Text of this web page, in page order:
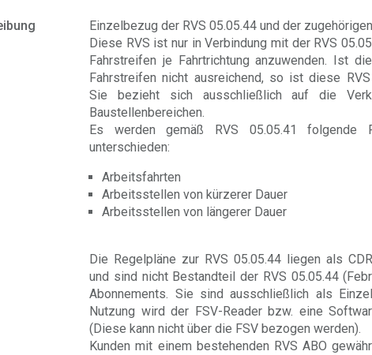
Einzelbezug der RVS 05.05.44 und der
Diese RVS ist nur in Verbindung mit der RVS
Fahrstreifen je Fahrtrichtung anzuwenden. Ist
Fahrstreifen nicht ausreichend, so ist diese RVS
Sie bezieht sich ausschließlich auf die
Baustellenbereichen.
Es werden gemäß RVS 05.05.41 folgende
unterschieden:
Arbeitsfahrten
Arbeitsstellen von kürzerer Dauer
Arbeitsstellen von längerer Dauer
Die Regelpläne zur RVS 05.05.44 liegen als
und sind nicht Bestandteil der RVS 05.05.44
Abonnements. Sie sind ausschließlich als
Nutzung wird der FSV-Reader bzw. eine
(Diese kann nicht über die FSV bezogen werden).
Kunden mit einem bestehenden RVS ABO